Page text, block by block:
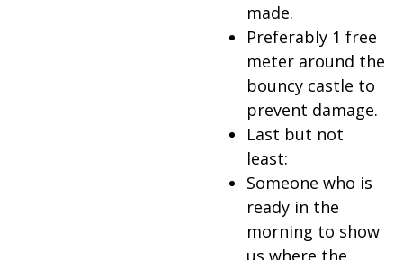
made.
Preferably 1 free
meter around the
bouncy castle to
prevent damage.
Last but not
least:
Someone who is
ready in the
morning to show
us where the